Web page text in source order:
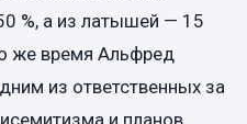
%, а из латышей — 15
же время Альфред
из ответственных за
и планов